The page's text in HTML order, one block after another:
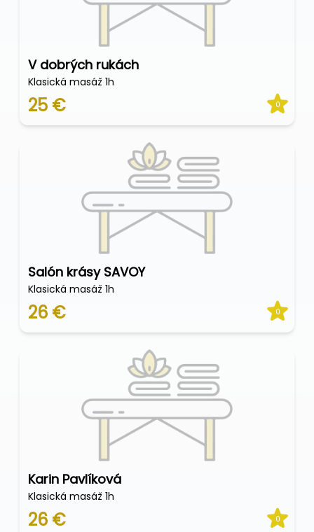
V dobrých rukách
Klasická masáž 1h
25 € 0
Salón krásy SAVOY
Klasická masáž 1h
26 € 0
Karin Pavlíková
Klasická masáž 1h
26 € 0